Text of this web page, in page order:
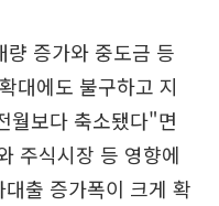
증가와 중도금 등
대에도 불구하고 지
월보다 축소됐다"면
주식시장 등 영향에
출 증가폭이 크게 확